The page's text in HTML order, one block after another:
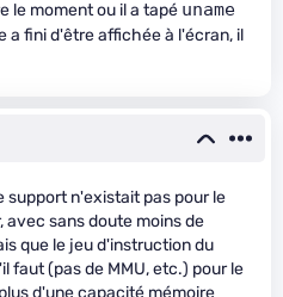
le moment ou il a tapé uname
a fini d'être affichée à l'écran, il
support n'existait pas pour le
sans doute moins de
que le jeu d'instruction du
faut (pas de MMU, etc.) pour le
d'une capacité mémoire